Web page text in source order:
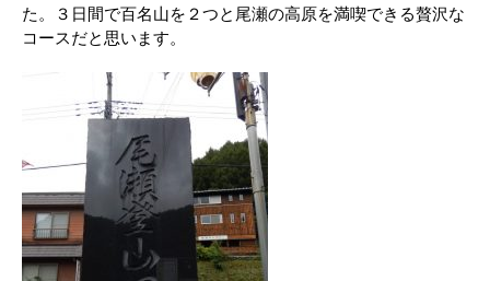
た。３日間で百名山を２つと尾瀬の高原を満喫できる贅沢な
コースだと思います。